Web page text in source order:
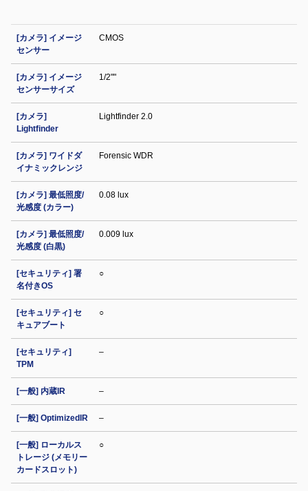
[カメラ] イメージ
センサー
CMOS
[カメラ] イメージ
センサーサイズ
1/2""
[カメラ]
Lightfinder
Lightfinder 2.0
[カメラ] ワイドダ
イナミックレンジ
Forensic WDR
[カメラ] 最低照度/
光感度 (カラー)
0.08 lux
[カメラ] 最低照度/
光感度 (白黒)
0.009 lux
[セキュリティ] 署
名付きOS
○
[セキュリティ] セ
キュアブート
○
[セキュリティ]
TPM
–
[一般] 内蔵IR –
[一般] OptimizedIR –
[一般] ローカルス
トレージ (メモリー
カードスロット)
○